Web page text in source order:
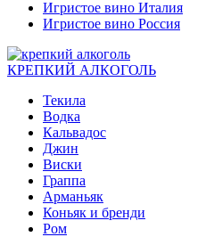
Игристое вино Италия
Игристое вино Россия
КРЕПКИЙ АЛКОГОЛЬ
Текила
Водка
Кальвадос
Джин
Виски
Граппа
Арманьяк
Коньяк и бренди
Ром